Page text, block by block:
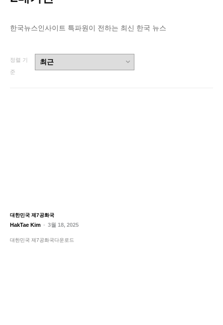
한국뉴스인사이트 특파원이 전하는 최신 한국 뉴스
정렬 기
준
대한민국 제7공화국
HakTae Kim - 3월 18, 2025
대한민국 제7공화국다운로드